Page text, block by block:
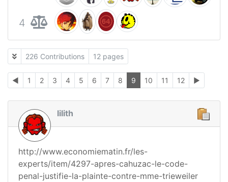
4
226 Contributions 12 pages
◄ 1 2 3 4 5 6 7 8 9 10 11 12 ►
lilith
http://www.economiematin.fr/les-
experts/item/4297-apres-cahuzac-le-code-
penal-justifie-la-plainte-contre-mme-trieweiler